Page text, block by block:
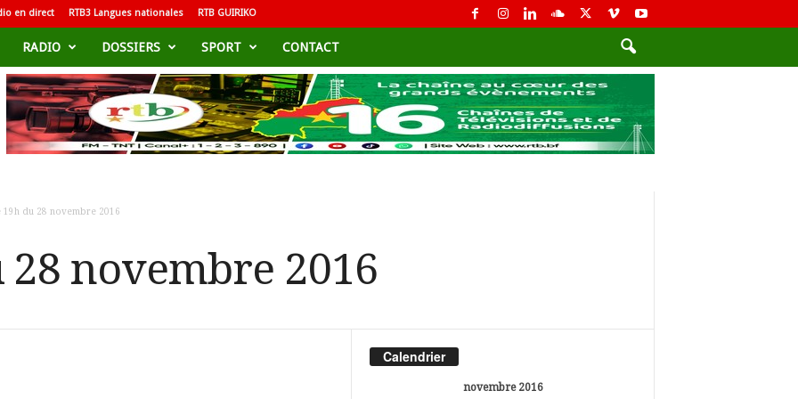
en direct RTB3 Langues nationales RTB GUIRIKO
RADIO DOSSIERS SPORT CONTACT
19h du 28 novembre 2016
28 novembre 2016
Calendrier
novembre 2016